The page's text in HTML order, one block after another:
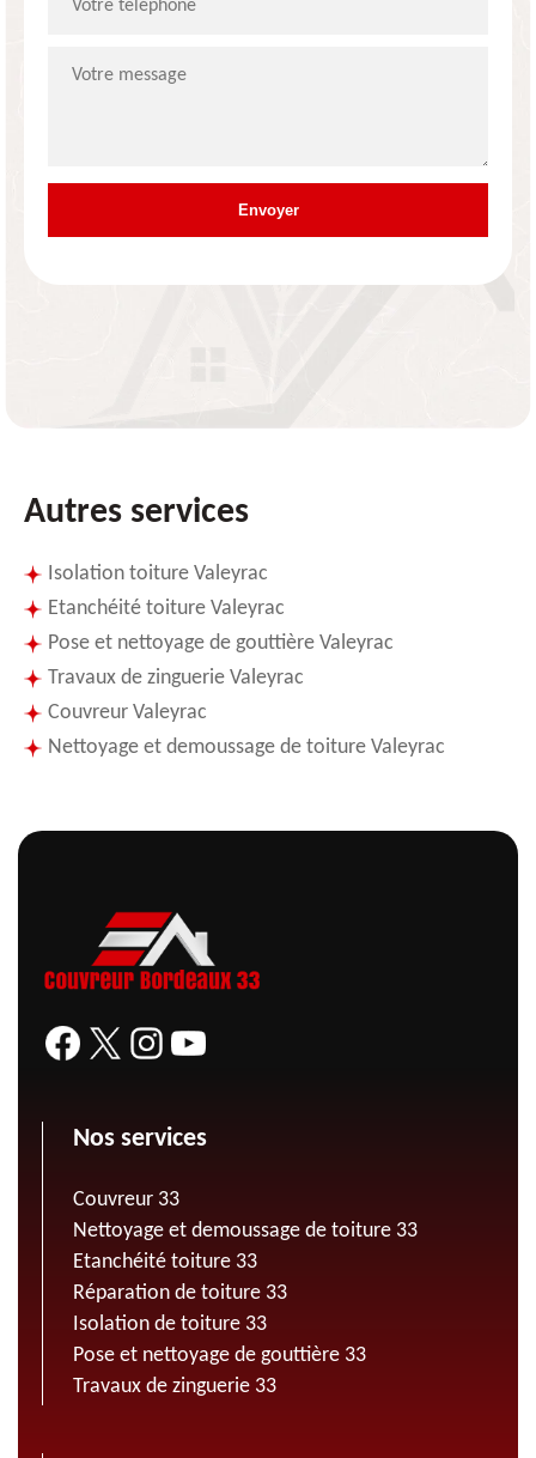
Autres services
Isolation toiture Valeyrac
Etanchéité toiture Valeyrac
Pose et nettoyage de gouttière Valeyrac
Travaux de zinguerie Valeyrac
Couvreur Valeyrac
Nettoyage et demoussage de toiture Valeyrac
Nos services
Couvreur 33
Nettoyage et demoussage de toiture 33
Etanchéité toiture 33
Réparation de toiture 33
Isolation de toiture 33
Pose et nettoyage de gouttière 33
Travaux de zinguerie 33